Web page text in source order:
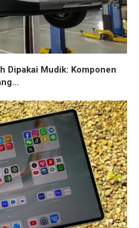
Dipakai Mudik: Komponen